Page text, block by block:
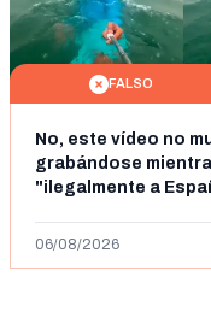
FALSO
No, este vídeo no
grabándose
"ilegalmente a
06/08/2026